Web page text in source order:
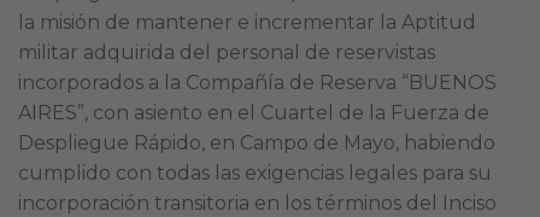
la misión de mantener e incrementar la Aptitud
militar adquirida del personal de reservistas
incorporados a la Compañía de Reserva “BUENOS
AIRES”, con asiento en el Cuartel de la Fuerza de
Despliegue Rápido, en Campo de Mayo, habiendo
cumplido con todas las exigencias legales para su
incorporación transitoria en los términos del Inciso